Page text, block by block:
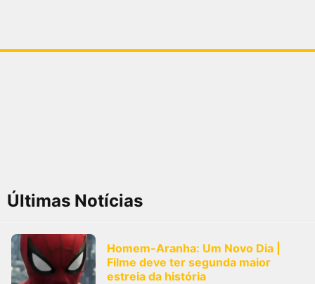
Últimas Notícias
Homem-Aranha: Um Novo Dia |
Filme deve ter segunda maior
estreia da história